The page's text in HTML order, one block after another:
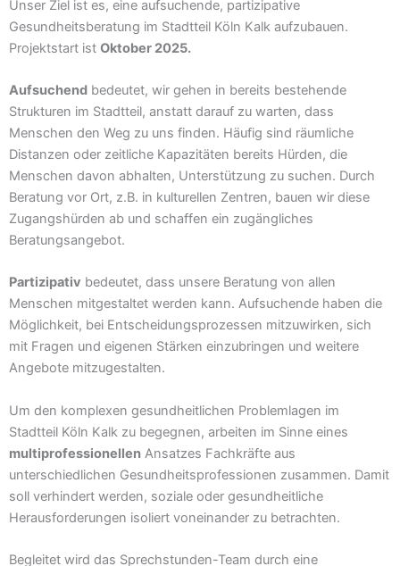
Unser Ziel ist es, eine aufsuchende, partizipative
Gesundheitsberatung im Stadtteil Köln Kalk aufzubauen.
Projektstart ist Oktober 2025.
Aufsuchend bedeutet, wir gehen in bereits bestehende
Strukturen im Stadtteil, anstatt darauf zu warten, dass
Menschen den Weg zu uns finden. Häufig sind räumliche
Distanzen oder zeitliche Kapazitäten bereits Hürden, die
Menschen davon abhalten, Unterstützung zu suchen. Durch
Beratung vor Ort, z.B. in kulturellen Zentren, bauen wir diese
Zugangshürden ab und schaffen ein zugängliches
Beratungsangebot.
Partizipativ bedeutet, dass unsere Beratung von allen
Menschen mitgestaltet werden kann. Aufsuchende haben die
Möglichkeit, bei Entscheidungsprozessen mitzuwirken, sich
mit Fragen und eigenen Stärken einzubringen und weitere
Angebote mitzugestalten.
Um den komplexen gesundheitlichen Problemlagen im
Stadtteil Köln Kalk zu begegnen, arbeiten im Sinne eines
multiprofessionellen Ansatzes Fachkräfte aus
unterschiedlichen Gesundheitsprofessionen zusammen. Damit
soll verhindert werden, soziale oder gesundheitliche
Herausforderungen isoliert voneinander zu betrachten.
Begleitet wird das Sprechstunden-Team durch eine